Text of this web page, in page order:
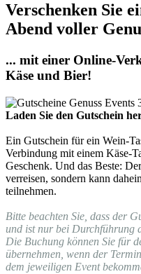
Verschenken Sie
Abend voller
... mit einer Online-
Käse und Bier!
Laden Sie den Gutschein
Ein Gutschein für ein Wein-
Verbindung mit einem Käse-
Geschenk. Und das Beste:
verreisen, sondern kann
teilnehmen.
Bitte beachten Sie, dass der
und ist nur bei Durchführung
Die Buchung können Sie für
übernehmen, wenn der
dem jeweiligen Event